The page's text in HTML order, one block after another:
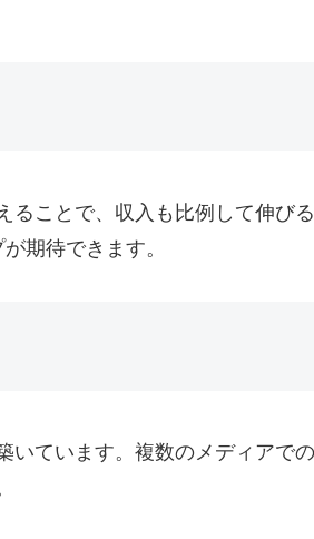
ことで、収入も比例して伸び
期待できます。
ています。複数のメディアで